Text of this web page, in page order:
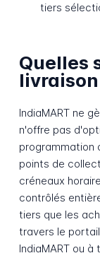
tiers
Quelles
IndiaMART ne
n'offre pas
programmation
points de
créneaux
contrôlés
tiers que les
travers le
IndiaMART ou